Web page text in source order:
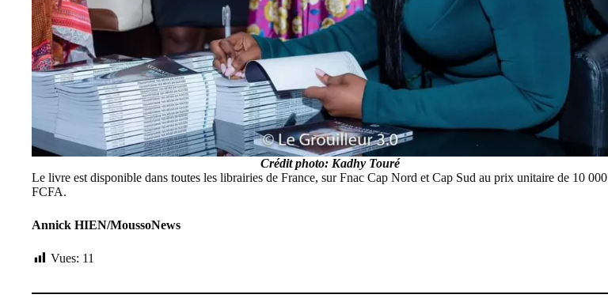
Crédit photo: Kadhy Touré
Le livre est disponible dans toutes les librairies de France, sur Fnac Cap Nord et Cap Sud au prix unitaire de 10 000
FCFA.
Annick HIEN/MoussoNews
Vues: 11